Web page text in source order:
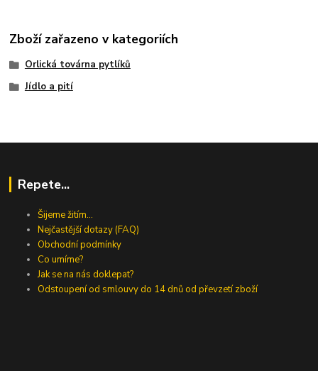
Zboží zařazeno v kategoriích
Orlická továrna pytlíků
Jídlo a pití
Repete...
Šijeme žitím...
Nejčastější dotazy (FAQ)
Obchodní podmínky
Co umíme?
Jak se na nás doklepat?
Odstoupení od smlouvy do 14 dnů od převzetí zboží